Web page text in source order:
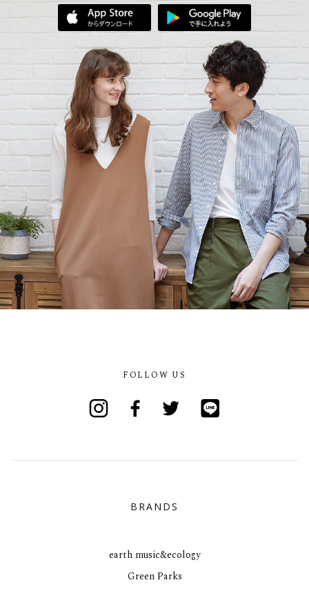
App Storeからダウンロード
FOLLOW US
BRANDS
earth music&ecology
Green Parks